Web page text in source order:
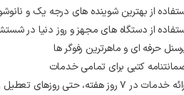
از بهترین شوینده های درجه یک و
از دستگاه های مجهز و روز دنیا در
حرفه ای و ماهرترین رفوگر ها
کتبی برای تمامی خدمات
خدمات در ۷ روز هفته، حتی روزهای تعطیل رسمی